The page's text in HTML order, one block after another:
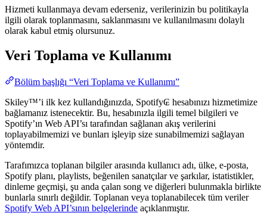
Hizmeti kullanmaya devam ederseniz, verilerinizin bu politikayla
ilgili olarak toplanmasını, saklanmasını ve kullanılmasını dolaylı
olarak kabul etmiş olursunuz.
Veri Toplama ve Kullanımı
Bölüm başlığı “Veri Toplama ve Kullanımı”
Skiley™’i ilk kez kullandığınızda, Spotify₢ hesabınızı hizmetimize
bağlamanız istenecektir. Bu, hesabınızla ilgili temel bilgileri ve
Spotify’ın Web API’sı tarafından sağlanan akış verilerini
toplayabilmemizi ve bunları işleyip size sunabilmemizi sağlayan
yöntemdir.
Tarafımızca toplanan bilgiler arasında kullanıcı adı, ülke, e-posta,
Spotify planı, playlists, beğenilen sanatçılar ve şarkılar, istatistikler,
dinleme geçmişi, şu anda çalan song ve diğerleri bulunmakla birlikte
bunlarla sınırlı değildir. Toplanan veya toplanabilecek tüm veriler
Spotify Web API’sının belgelerinde açıklanmıştır.